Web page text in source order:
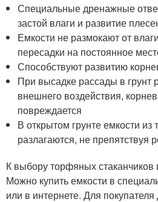
Специальные дренажные
застой влаги и развитие
Емкости не размокают от
пересадки на постоянное
Способствуют развитию
При высадке рассады в грунт
внешнего воздействия,
повреждается
В открытом грунте емкости
разлагаются, не препятствуя
К выбору торфяных стаканчиков
Можно купить емкости в
или в интернете. Для